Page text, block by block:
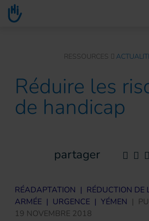
Go to main content
You are here :RESSOURCES
Réduire les
de handicap
partager
RÉADAPTATION | RÉDUCTION DE
ARMÉE | URGENCE | YÉMEN |
19 NOVEMBRE 2018